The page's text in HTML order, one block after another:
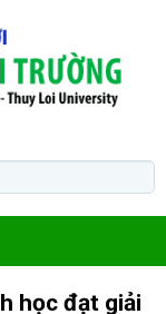
học đạt giải